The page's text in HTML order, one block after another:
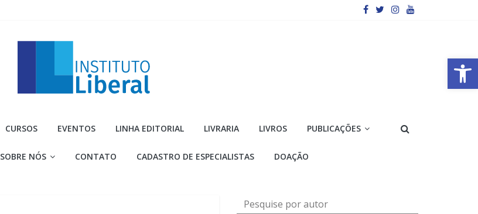
Barra de Ferramentas Aberta
Liberal
CURSOS EVENTOS LINHA EDITORIAL LIVRARIA LIVROS PUBLICAÇÕES
SOBRE NÓS CONTATO CADASTRO DE ESPECIALISTAS DOAÇÃO
Pesquise por autor